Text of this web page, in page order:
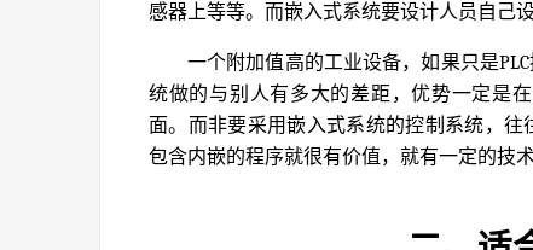
感器上等等。而嵌入式系统要设计人员自己
一个附加值高的工业设备，如果只是
统做的与别人有多大的差距，优势一定是
面。而非要采用嵌入式系统的控制系统，
包含内嵌的程序就很有价值，就有一定的技术